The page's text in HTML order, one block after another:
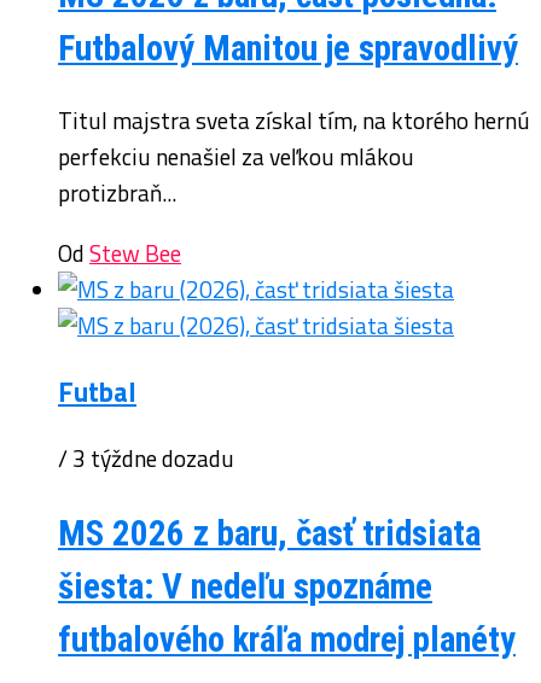
Futbalový Manitou je spravodlivý
Titul majstra sveta získal tím, na ktorého hernú
perfekciu nenašiel za veľkou mlákou
protizbraň...
OdStew Bee
Futbal
/ 3 týždne dozadu
MS 2026 z baru, časť tridsiata
šiesta: V nedeľu spoznáme
futbalového kráľa modrej planéty